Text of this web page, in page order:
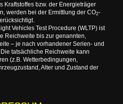
Kraftstoffes bzw. der Energieträger
werden bei der Ermittlung der CO2-
Vehicles Test Procedure (WLTP) ist
Reichweite bis zur genannten,
– je nach vorhandener Serien- und
tatsächliche Reichweite kann
(z.B. Wetterbedingungen,
Alter und Zustand der